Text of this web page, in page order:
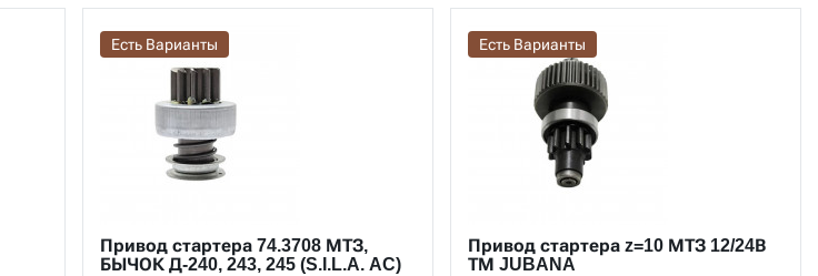
Есть Варианты
Привод стартера 74.3708 МТЗ,
БЫЧОК Д-240, 243, 245 (S.I.L.A. AC)
Есть Варианты
Привод стартера z=10 МТЗ 12/24В
ТМ JUBANA